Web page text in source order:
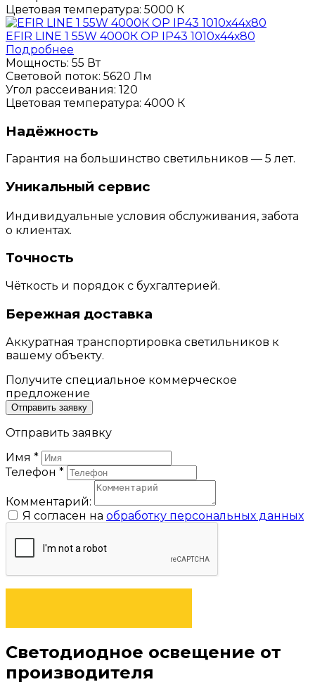
Цветовая температура: 5000 К
EFIR LINE 1 55W 4000К OP IP43 1010х44х80
Подробнее
Мощность: 55 Вт
Световой поток: 5620 Лм
Угол рассеивания: 120
Цветовая температура: 4000 К
Надёжность
Гарантия на большинство светильников — 5 лет.
Уникальный сервис
Индивидуальные условия обслуживания, забота
о клиентах.
Точность
Чёткость и порядок с бухгалтерией.
Бережная доставка
Аккуратная транспортировка светильников к
вашему объекту.
Получите специальное коммерческое
предложение
Отправить заявку
Отправить заявку
Имя *
Телефон *
Комментарий:
Я согласен на обработку персональных данных
Светодиодное освещение от
производителя